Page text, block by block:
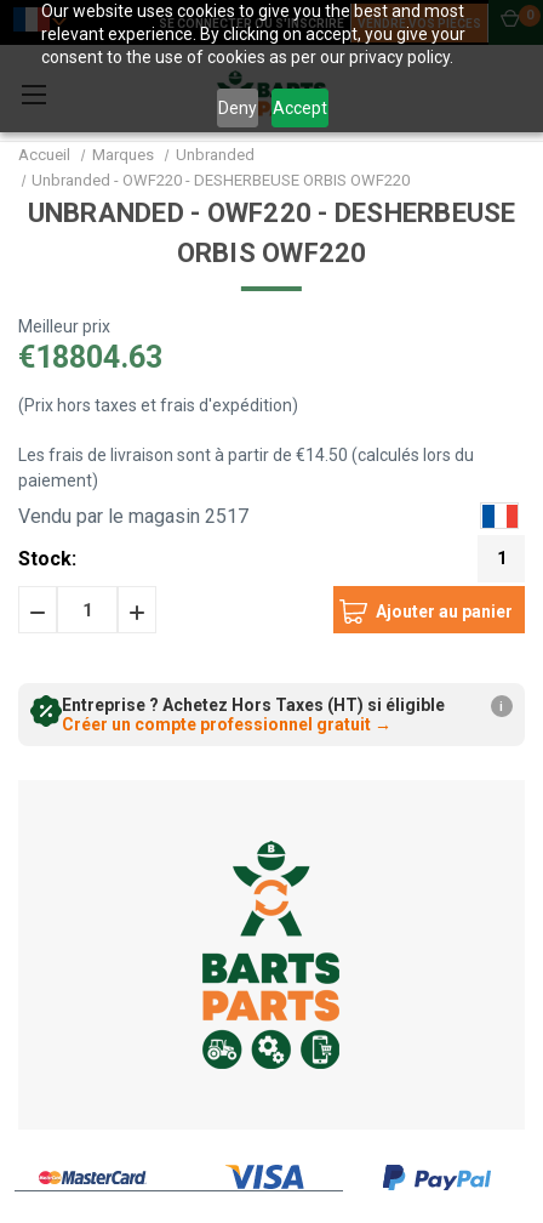
Our website uses cookies to give you the best and most
relevant experience. By clicking on accept, you give your
consent to the use of cookies as per our privacy policy.
Deny Accept
SE CONNECTER OU S'INSCRIRE VENDRE VOS PIÈCES
0
Accueil Marques
Unbranded
Unbranded - OWF220 - DESHERBEUSE ORBIS OWF220
UNBRANDED - OWF220 - DESHERBEUSE
ORBIS OWF220
Meilleur prix
€18804.63
(Prix hors taxes et frais d'expédition)
Les frais de livraison sont à partir de €14.50 (calculés lors du
paiement)
Vendu par le magasin 2517
Stock:
1
Diminuer
quantité:
Augmenter
quantité:
Entreprise ? Achetez Hors Taxes (HT) si éligible
Créer un compte professionnel gratuit →
i